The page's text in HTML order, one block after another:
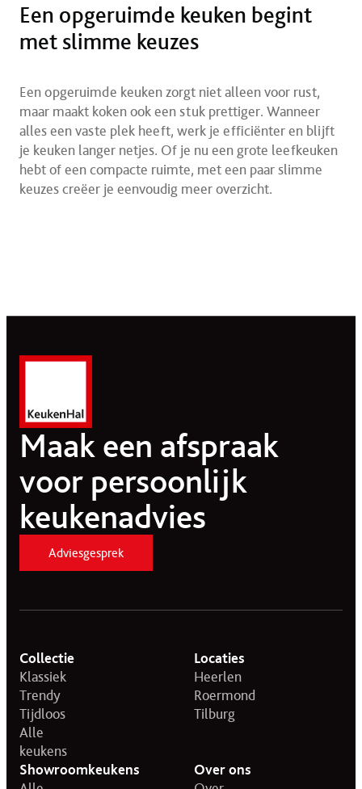
Een opgeruimde keuken begint
met slimme keuzes
Een opgeruimde keuken zorgt niet alleen voor rust,
maar maakt koken ook een stuk prettiger. Wanneer
alles een vaste plek heeft, werk je efficiënter en blijft
je keuken langer netjes. Of je nu een grote leefkeuken
hebt of een compacte ruimte, met een paar slimme
keuzes creëer je eenvoudig meer overzicht.
Maak een afspraak
voor persoonlijk
keukenadvies
Adviesgesprek
Collectie
Klassiek
Trendy
Tijdloos
Alle
keukens
Locaties
Heerlen
Roermond
Tilburg
Showroomkeukens
Over ons